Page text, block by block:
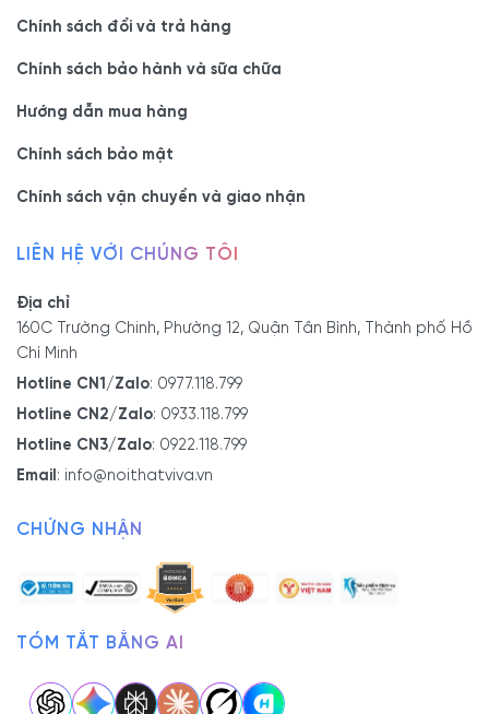
Chính sách đổi và trả hàng
Chính sách bảo hành và sữa chữa
Hướng dẫn mua hàng
Chính sách bảo mật
Chính sách vận chuyển và giao nhận
LIÊN HỆ VỚI CHÚNG TÔI
Địa chỉ
160C Trường Chinh, Phường 12, Quận Tân Bình, Thành phố Hồ
Chí Minh
Hotline CN1/Zalo: 0977.118.799
Hotline CN2/Zalo: 0933.118.799
Hotline CN3/Zalo: 0922.118.799
Email : info@noithatviva.vn
CHỨNG NHẬN
TÓM TẮT BẰNG AI